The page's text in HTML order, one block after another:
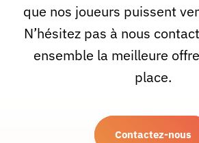
que nos joueurs puissent
N’hésitez pas à nous
ensemble la meilleure
place.
Contactez-nous